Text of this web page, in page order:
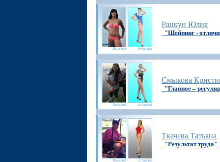
Рацкун Юлия
"Шейпинг -
Смыкова
"Главное –
Ткачева Татьяна
"Результат труда"